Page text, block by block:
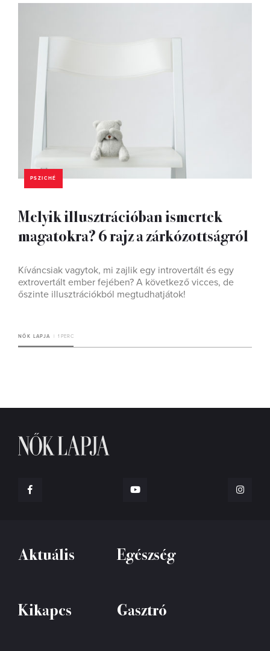
PSZICHÉ
Melyik illusztrációban ismertek
magatokra? 6 rajz a zárkózottságról
Kíváncsiak vagytok, mi zajlik egy introvertált és egy
extrovertált ember fejében? A következő vicces, de
őszinte illusztrációkból megtudhatjátok!
NŐK LAPJA 1 PERC
Aktuális Egészség
Kikapcs Gasztró